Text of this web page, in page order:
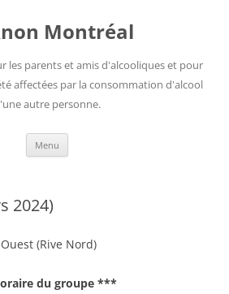
Montréal
les parents et amis d'alcooliques et pour
affectées par la consommation d'alcool
autre personne.
Menu
2024)
(Rive Nord)
du groupe ***